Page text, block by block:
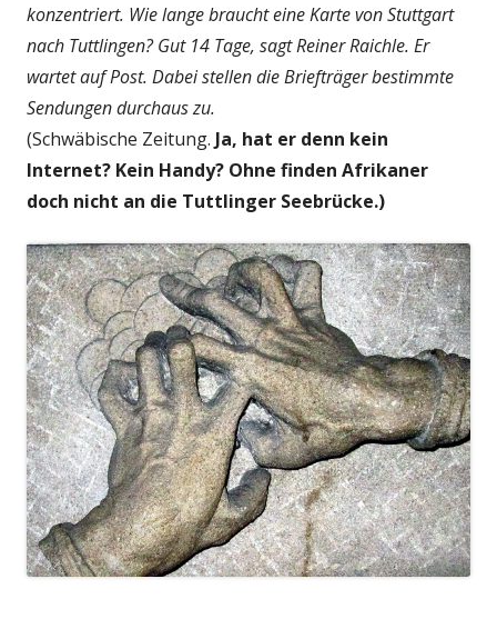
konzentriert. Wie lange braucht eine Karte von Stuttgart
nach Tuttlingen? Gut 14 Tage, sagt Reiner Raichle. Er
wartet auf Post. Dabei stellen die Briefträger bestimmte
Sendungen durchaus zu.
(Schwäbische Zeitung. Ja, hat er denn kein
Internet? Kein Handy? Ohne finden Afrikaner
doch nicht an die Tuttlinger Seebrücke.)